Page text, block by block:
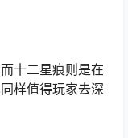
十二星痕则是在
样值得玩家去深